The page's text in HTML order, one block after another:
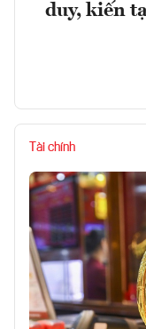
duy, kiến
Tài chính